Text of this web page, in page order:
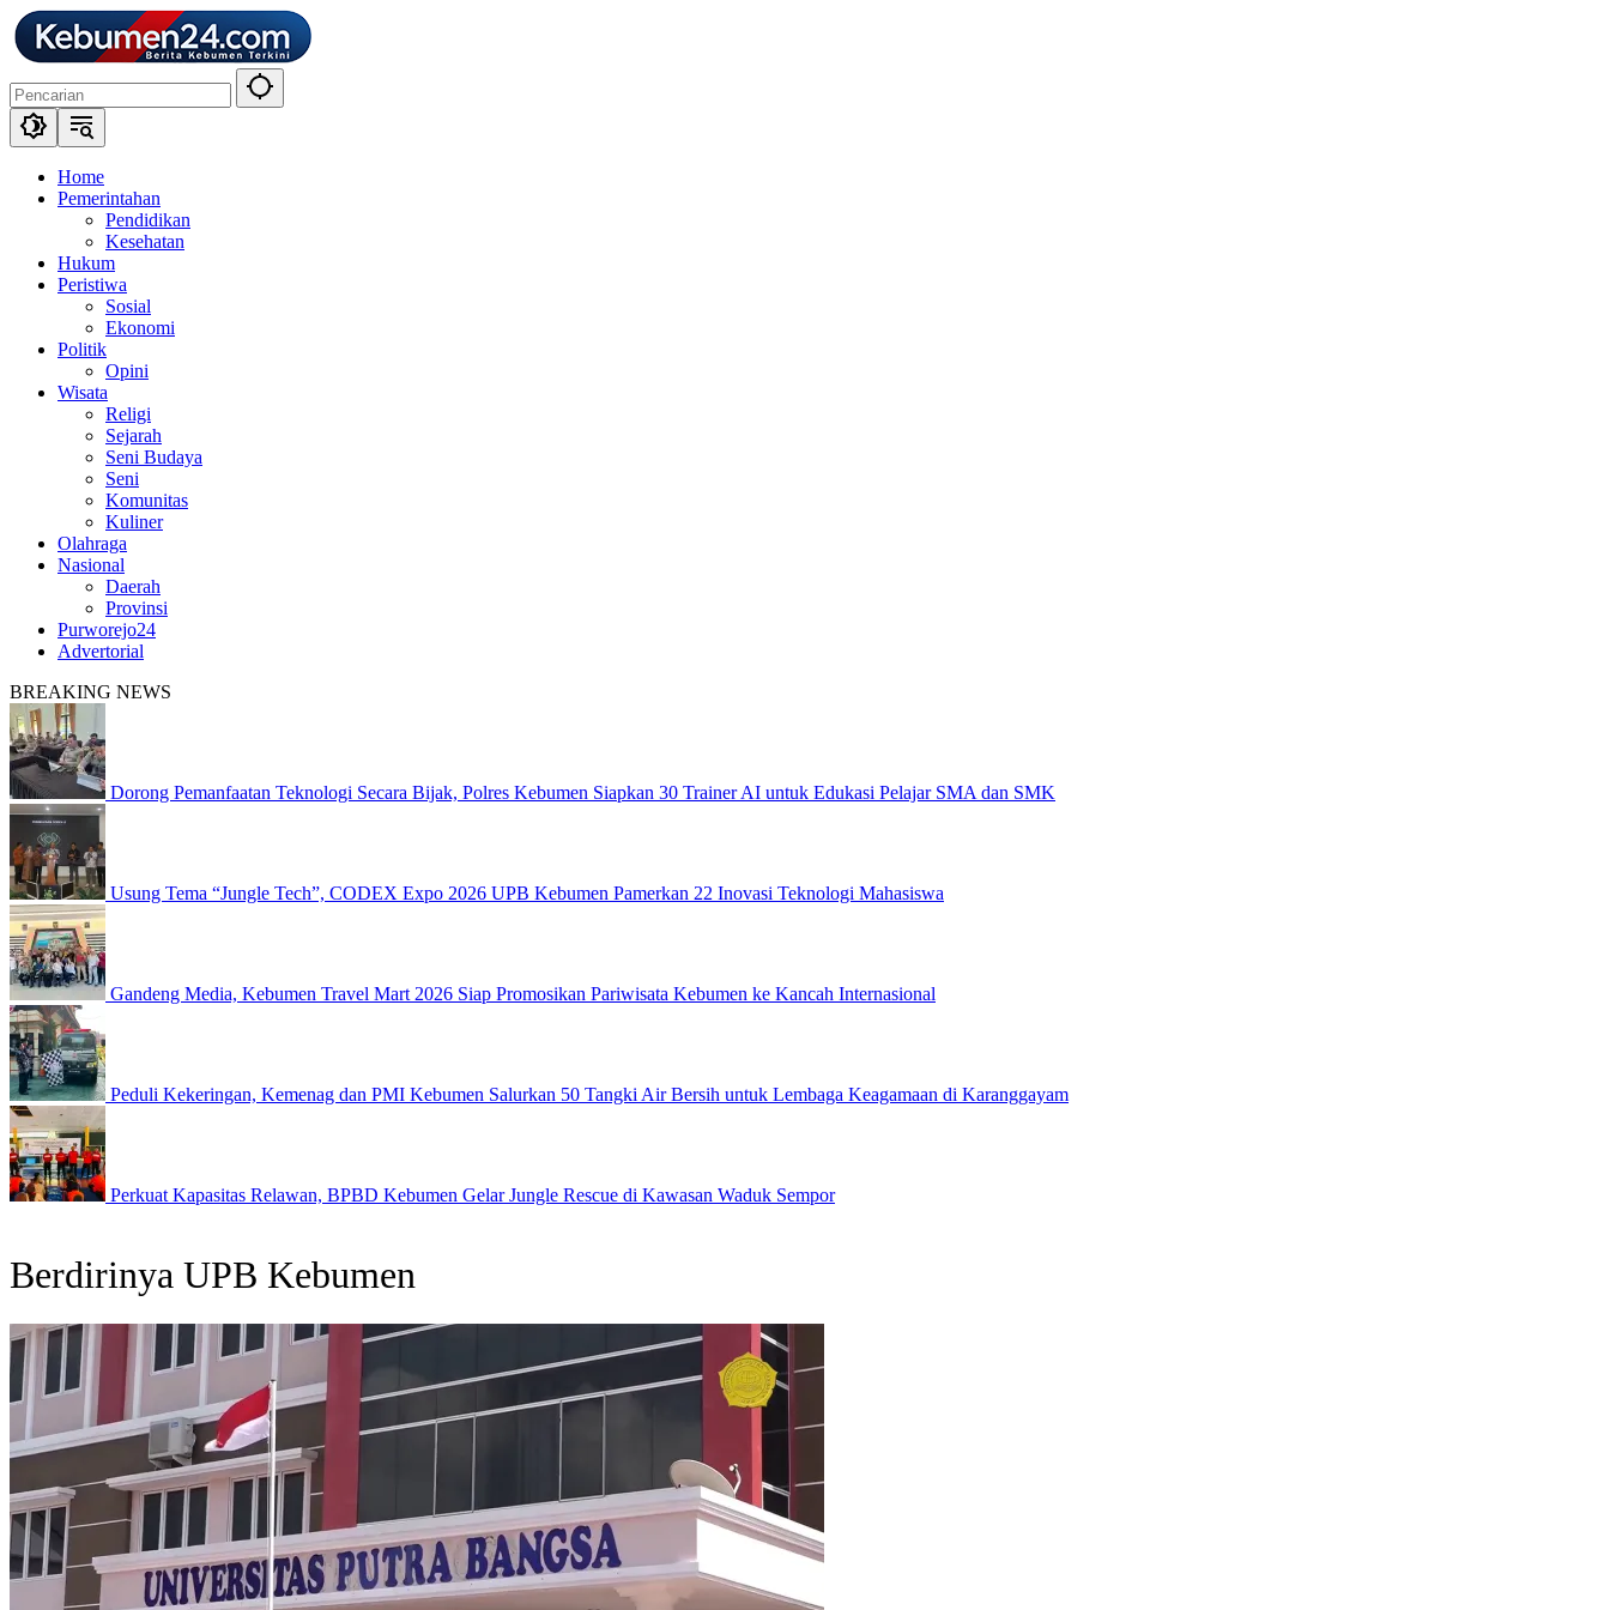
Langsung
ke
konten
Home
Pemerintahan
Pendidikan
Kesehatan
Hukum
Peristiwa
Sosial
Ekonomi
Politik
Opini
Wisata
Religi
Sejarah
Seni Budaya
Seni
Komunitas
Kuliner
Olahraga
Nasional
Daerah
Provinsi
Purworejo24
Advertorial
BREAKING NEWS
Dorong Pemanfaatan Teknologi Secara Bijak, Polres Kebumen Siapkan 30 Trainer AI untuk Edukasi Pelajar SMA dan SMK
Usung Tema “Jungle Tech”, CODEX Expo 2026 UPB Kebumen Pamerkan 22 Inovasi Teknologi Mahasiswa
Gandeng Media, Kebumen Travel Mart 2026 Siap Promosikan Pariwisata Kebumen ke Kancah Internasional
Peduli Kekeringan, Kemenag dan PMI Kebumen Salurkan 50 Tangki Air Bersih untuk Lembaga Keagamaan di Karanggayam
Perkuat Kapasitas Relawan, BPBD Kebumen Gelar Jungle Rescue di Kawasan Waduk Sempor
Berdirinya UPB Kebumen